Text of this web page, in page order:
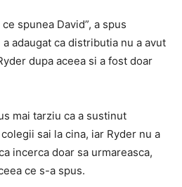
spunea David”, a spus
adaugat ca distributia nu a avut
dupa aceea si a fost doar
mai tarziu ca a sustinut
sai la cina, iar Ryder nu a
incerca doar sa urmareasca,
ce s-a spus.